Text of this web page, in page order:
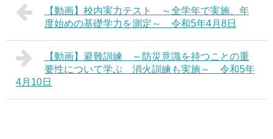
【動画】校内実力テスト ～全学年で実施、年
度始めの基礎学力を測定～ 令和5年4月8日
【動画】避難訓練 ～防災意識を持つことの重
要性について学ぶ 消火訓練も実施～ 令和5年
4月10日